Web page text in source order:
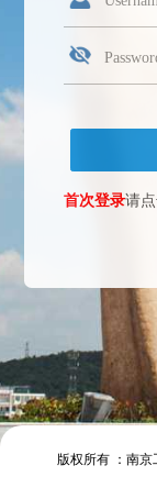
首次登录请
The camera will
首次登录请
版权所有 ：南